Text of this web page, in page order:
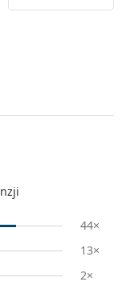
44×
13×
2×